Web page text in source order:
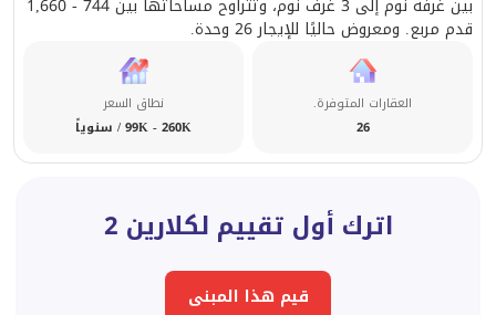
بين غرفة نوم إلى 3 غرف نوم، وتتراوح مساحاتها بين 744 - 1,660
قدم مربع. ومعروض حاليًا للإيجار 26 وحدة.
العقارات المتوفرة.
26
نطاق السعر
99K - 260K / سنوياً
اترك أول تقييم لكلارين 2
قيم هذا المبنى